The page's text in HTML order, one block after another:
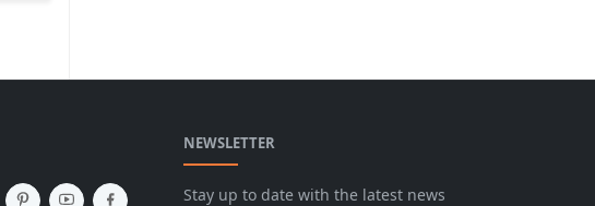
NEWSLETTER
Stay up to date with the latest news